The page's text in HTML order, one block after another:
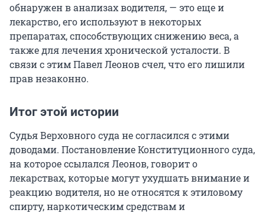
обнаружен в анализах водителя, — это еще и
лекарство, его используют в некоторых
препаратах, способствующих снижению веса, а
также для лечения хронической усталости. В
связи с этим Павел Леонов счел, что его лишили
прав незаконно.
Итог этой истории
Судья Верховного суда не согласился с этими
доводами. Постановление Конституционного суда,
на которое ссылался Леонов, говорит о
лекарствах, которые могут ухудшать внимание и
реакцию водителя, но не относятся к этиловому
спирту, наркотическим средствам и